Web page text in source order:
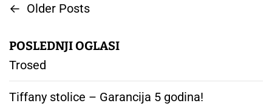
N
i
g
a
← Older Posts
POSLEDNJI OGLASI
Trosed
Tiffany stolice – Garancija 5 godina!